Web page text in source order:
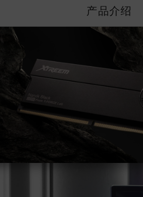
请确认您的主板与处理器支持对
（XMP 3.0 / EXPO），否则内
十铨科技的内存模块皆在正常电
证，若有处理器或主板故障状况
主板相关售后服务。
产品介绍